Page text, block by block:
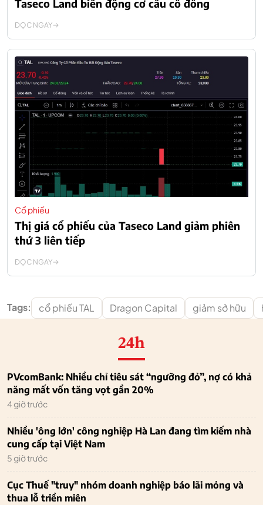
Taseco Land biến động cơ cấu cổ đông
ĐỌC NGAY
Cổ phiếu
Thị giá cổ phiếu của Taseco Land giảm phiên
thứ 3 liên tiếp
ĐỌC NGAY
Tags: cổ phiếu TAL Dragon Capital giảm sở hữu
24h
PVcomBank: Nhiều chỉ tiêu sát “ngưỡng đỏ”, nợ có khả
năng mất vốn tăng vọt gần 20%
4 giờ trước
Nhiều 'ông lớn' công nghiệp Hà Lan đang tìm kiếm nhà
cung cấp tại Việt Nam
5 giờ trước
Cục Thuế "truy" nhóm doanh nghiệp báo lãi mỏng và
thua lỗ triền miên